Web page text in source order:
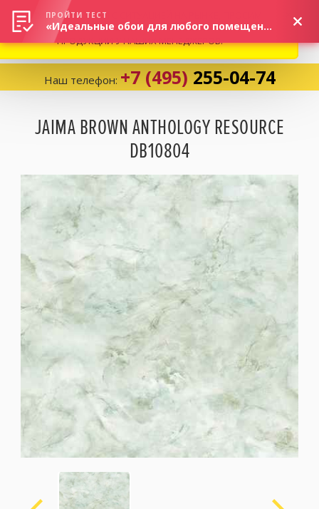
Корзина:0
Избранное:0 товаров
Каталог
Компания
Личный кабинет
Москва (сменить город)
Заказать обратный звонок
Наш телефон: +7 (495) 255-04-74
JAIMA BROWN ANTHOLOGY RESOURCE
DB10804
ВНИМАНИЕ! В СВЯЗИ С СИТУАЦИЕЙ НА РЫНКЕ, ПРОСИМ
УТОЧНЯТЬ АКТУАЛЬНУЮ СТОИМОСТЬ И НАЛИЧИЕ
ПРОДУКЦИИ У НАШИХ МЕНЕДЖЕРОВ.
ПРОЙТИ ТЕСТ
«Идеальные обои для любого помещения!»